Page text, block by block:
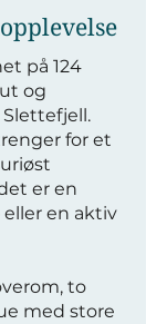
på 124
og
for et
er en
en aktiv
to
med store